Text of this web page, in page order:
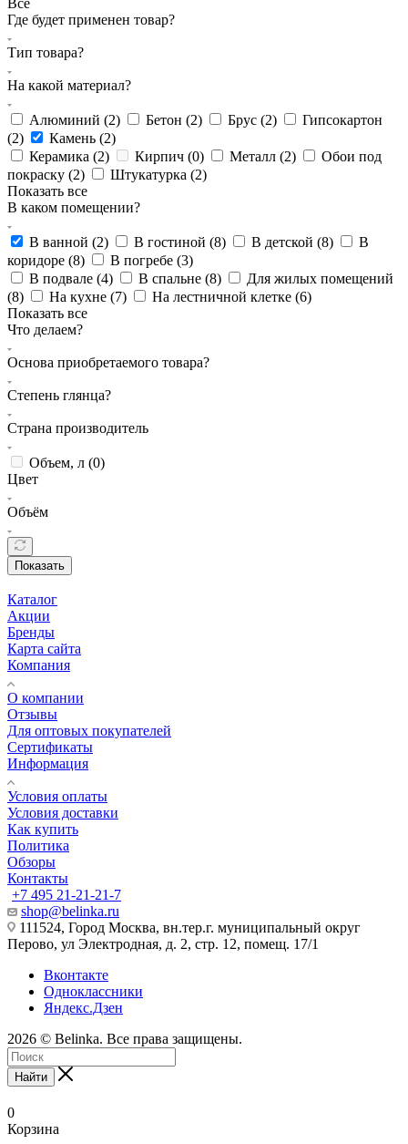
Все
Где будет применен товар?
Тип товара?
На какой материал?
Алюминий (2) Бетон (2) Брус (2)
Гипсокартон
(2) Камень (2)
Керамика (2) Кирпич (0) Металл (2)
Обои под
покраску (2) Штукатурка (2)
Показать все
В каком помещении?
В ванной (2) В гостиной (8) В детской (8)
В
коридоре (8) В погребе (3)
В подвале (4) В спальне (8)
Для жилых помещений
(8) На кухне (7) На лестничной клетке (6)
Показать все
Что делаем?
Основа приобретаемого товара?
Степень глянца?
Страна производитель
Объем, л (0)
Цвет
Объём
Показать
Каталог
Акции
Бренды
Карта сайта
Компания
О компании
Отзывы
Для оптовых покупателей
Сертификаты
Информация
Условия оплаты
Условия доставки
Как купить
Политика
Обзоры
Контакты
+7 495 21-21-21-7
shop@belinka.ru
111524, Город Москва, вн.тер.г. муниципальный округ
Перово, ул Электродная, д. 2, стр. 12, помещ. 17/1
Вконтакте
Одноклассники
Яндекс.Дзен
2026 © Belinka. Все права защищены.
Найти
0
Корзина